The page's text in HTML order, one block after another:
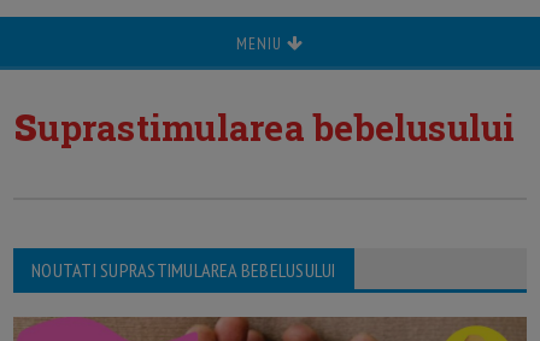
MENIU
suprastimularea bebelusului
NOUTATI SUPRASTIMULAREA BEBELUSULUI